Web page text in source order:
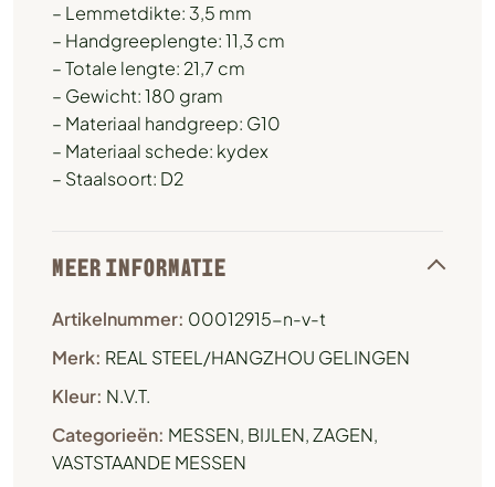
– Lemmetdikte: 3,5 mm
– Handgreeplengte: 11,3 cm
– Totale lengte: 21,7 cm
– Gewicht: 180 gram
– Materiaal handgreep: G10
– Materiaal schede: kydex
– Staalsoort: D2
MEER INFORMATIE
Artikelnummer: 00012915-n-v-t
Merk: REAL STEEL/HANGZHOU GELINGEN
Kleur: N.V.T.
Categorieën: MESSEN, BIJLEN, ZAGEN,
VASTSTAANDE MESSEN